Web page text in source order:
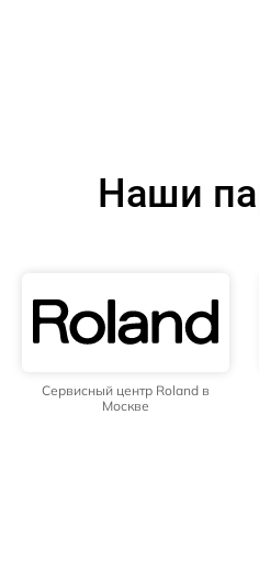
Наши
Сервисный центр Roland в
Москве